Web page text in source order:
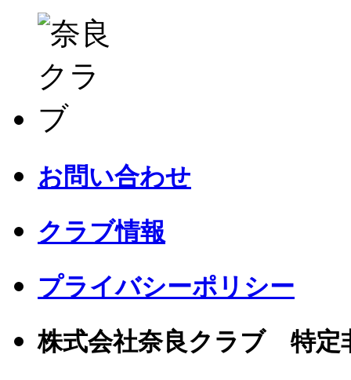
お問い合わせ
クラブ情報
プライバシーポリシー
株式会社奈良クラブ 特定